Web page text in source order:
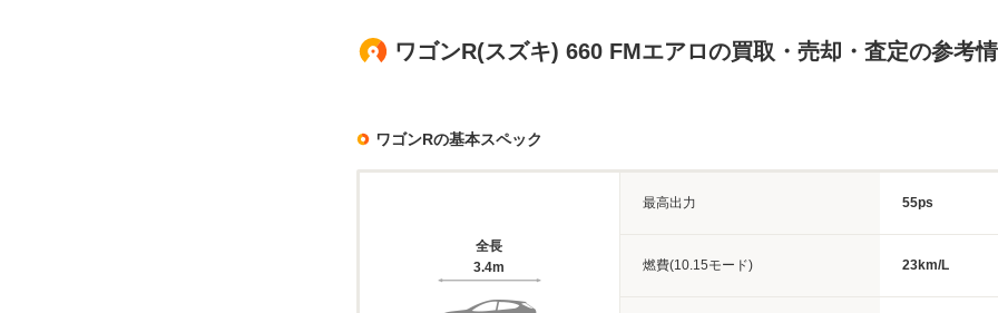
ワゴンR(スズキ) 660 FMエアロの買取・売却・査定の参考
ワゴンRの基本スペック
全長
3.4m
最高出力 55ps
燃費(10.15モード) 23km/L